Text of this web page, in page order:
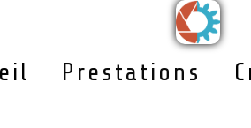
Prestations